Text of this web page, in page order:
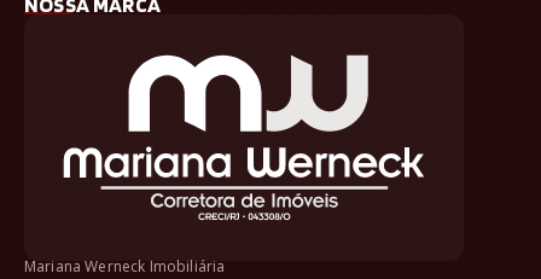
Mariana Werneck Imobiliária